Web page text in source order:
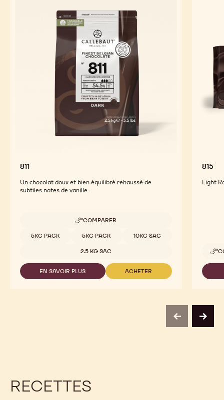
811
Un chocolat doux et bien équilibré rehaussé de
subtiles notes de vanille.
COMPARER
-
Tailles disponibles
5KG PACK 5KG PACK 10KG SAC
2.5 KG SAC
EN SAVOIR PLUS
-
ACHETER
-
815
Light
previousnext
RECETTES